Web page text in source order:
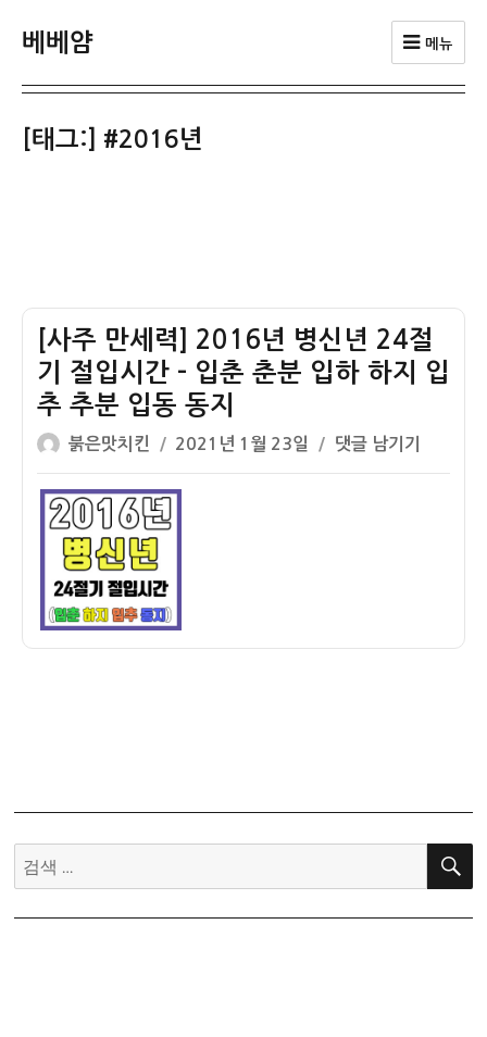
베베얌 메뉴
[태그:] #2016년
[사주 만세력] 2016년 병신년 24절
기 절입시간 – 입춘 춘분 입하 하지 입
추 추분 입동 동지
글
쓴
이
붉은맛치킨
작
성
일
2021년 1월 23일
[사
주
댓글 남기기
검
색:
검